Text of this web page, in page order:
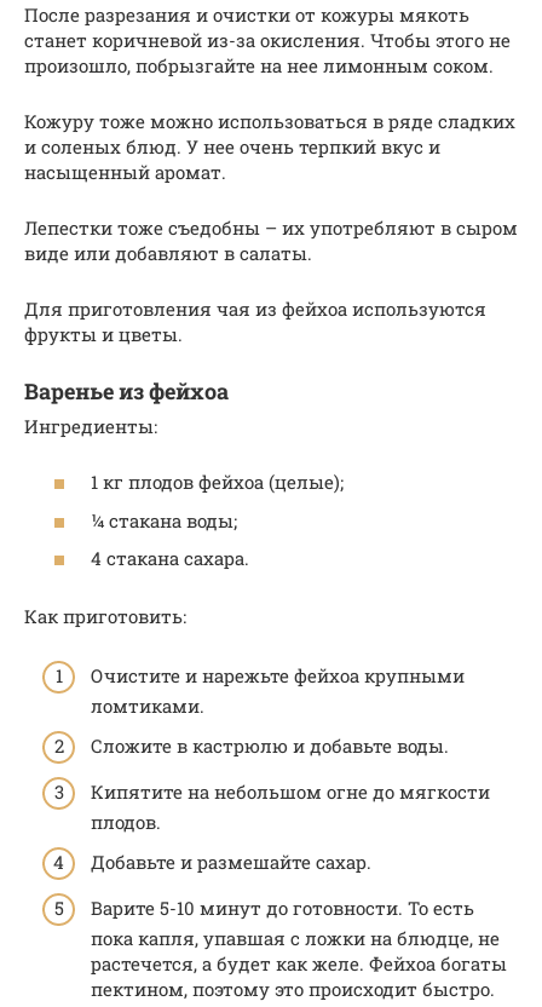
После разрезания и очистки от кожуры мякоть
станет коричневой из-за окисления. Чтобы этого не
произошло, побрызгайте на нее лимонным соком.
Кожуру тоже можно использоваться в ряде сладких
и соленых блюд. У нее очень терпкий вкус и
насыщенный аромат.
Лепестки тоже съедобны – их употребляют в сыром
виде или добавляют в салаты.
Для приготовления чая из фейхоа используются
фрукты и цветы.
Варенье из фейхоа
Ингредиенты:
1 кг плодов фейхоа (целые);
¼ стакана воды;
4 стакана сахара.
Как приготовить:
Очистите и нарежьте фейхоа крупными
ломтиками.
Сложите в кастрюлю и добавьте воды.
Кипятите на небольшом огне до мягкости
плодов.
Добавьте и размешайте сахар.
Варите 5-10 минут до готовности. То есть
пока капля, упавшая с ложки на блюдце, не
растечется, а будет как желе. Фейхоа богаты
пектином, поэтому это происходит быстро.